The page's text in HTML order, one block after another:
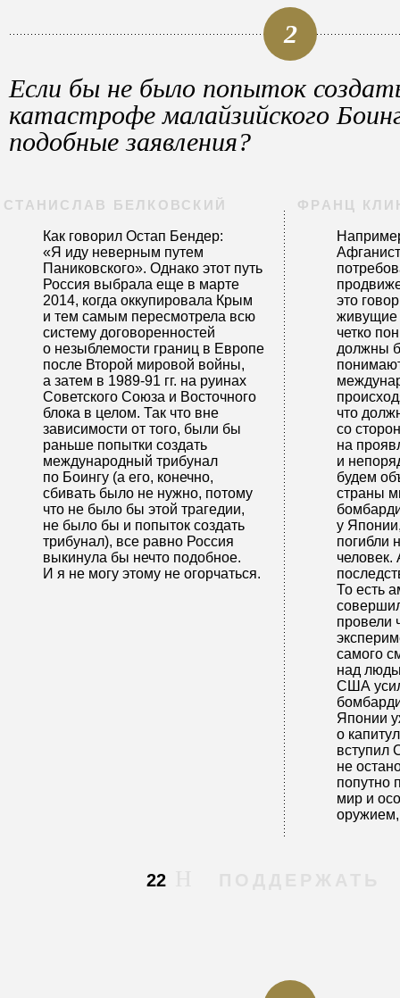
2
Если бы не было попыток
катастрофе малайзийского
подобные заявления?
СТАНИСЛАВ БЕЛКОВСКИЙ
Как говорил Остап Бендер:
«Я иду неверным путем
Паниковского». Однако этот путь
Россия выбрала еще в марте
2014, когда оккупировала Крым
и тем самым пересмотрела всю
систему договоренностей
о незыблемости границ в Европе
после Второй мировой войны,
а затем в 1989-91 гг. на руинах
Советского Союза и Восточного
блока в целом. Так что вне
зависимости от того, были бы
раньше попытки создать
международный трибунал
по Боингу (а его, конечно,
сбивать было не нужно, потому
что не было бы этой трагедии,
не было бы и попыток создать
трибунал), все равно Россия
выкинула бы нечто подобное.
И я не могу этому не огорчаться.
ФРАНЦ
это
живущие
четко
должны
что
со
на
и
будем
страны
у
погибли
То есть
провели
самого
над
США
Японии
о
вступил
не
попутно
мир и
оружием,
22